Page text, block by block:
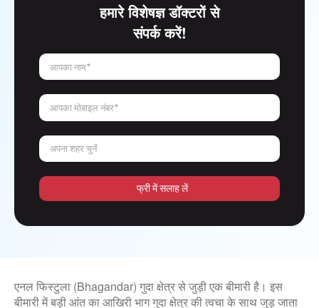
हमारे विशेषज्ञ डॉक्टरों से
संपर्क करें!
आपका नाम*
आपका मोबाइल नंबर*
अपना शहर चुनें
फ्री में सलाह लें
एनल फिस्टुला (Bhagandar) गुदा क्षेत्र से जुड़ी एक बीमारी है। इस
बीमारी में बड़ी आंत का आखिरी भाग गुदा क्षेत्र की त्वचा के साथ जुड़ जाता